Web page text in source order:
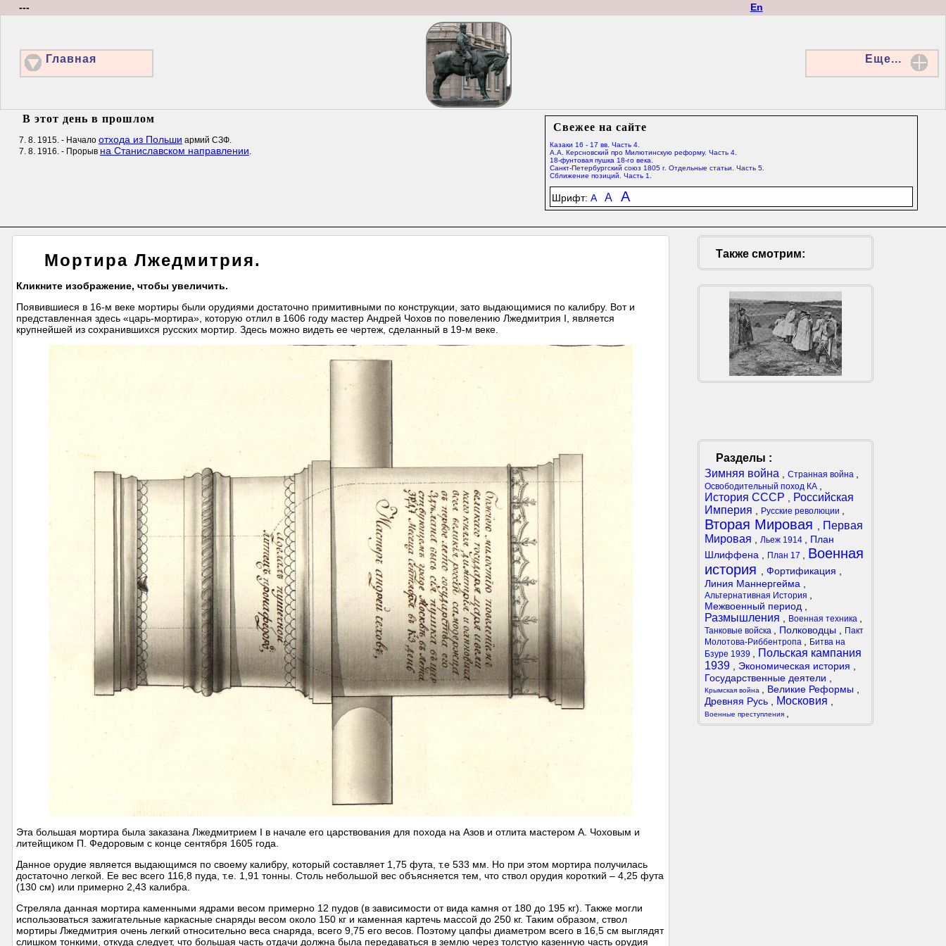
En
---
Главная Еще...
Свежее на сайте
Казаки 16 - 17 вв. Часть 4.
А.А. Керсновский про Милютинскую реформу. Часть 4.
18-фунтовая пушка 18-го века.
Санкт-Петербургский союз 1805 г. Отдельные статьи. Часть 5.
Сближение позиций. Часть 1.
Шрифт:A A A
В этот день в прошлом
7. 8. 1915. - Начало отхода из Польши армий СЗФ.
7. 8. 1916. - Прорыв на Станиславском направлении.
Мортира Лжедмитрия.
Кликните изображение, чтобы увеличить.
Появившиеся в 16-м веке мортиры были орудиями достаточно примитивными по конструкции, зато выдающимися по калибру. Вот и
представленная здесь «царь-мортира», которую отлил в 1606 году мастер Андрей Чохов по повелению Лжедмитрия I, является
крупнейшей из сохранившихся русских мортир. Здесь можно видеть ее чертеж, сделанный в 19-м веке.
Эта большая мортира была заказана Лжедмитрием I в начале его царствования для похода на Азов и отлита мастером А. Чоховым и
литейщиком П. Федоровым с конце сентября 1605 года.
Данное орудие является выдающимся по своему калибру, который составляет 1,75 фута, т.е 533 мм. Но при этом мортира получилась
достаточно легкой. Ее вес всего 116,8 пуда, т.е. 1,91 тонны. Столь небольшой вес объясняется тем, что ствол орудия короткий – 4,25 фута
(130 см) или примерно 2,43 калибра.
Стреляла данная мортира каменными ядрами весом примерно 12 пудов (в зависимости от вида камня от 180 до 195 кг). Также могли
использоваться зажигательные каркасные снаряды весом около 150 кг и каменная картечь массой до 250 кг. Таким образом, ствол
мортиры Лжедмитрия очень легкий относительно веса снаряда, всего 9,75 его весов. Поэтому цапфы диаметром всего в 16,5 см выглядят
слишком тонкими, откуда следует, что большая часть отдачи должна была передаваться в землю через толстую казенную часть орудия
Также смотрим:
Разделы :
Зимняя война
Странная война
Освободительный поход КА
История СССР
Российская
Империя
Русские революции
Вторая Мировая
Первая
Мировая
Льеж 1914
План
Шлиффена
План 17
Военная
история
Фортификация
Линия Маннергейма
Альтернативная История
Межвоенный период
Размышления Военная техника
Танковые войска Полководцы
Пакт
Молотова-Риббентропа
Битва на
Бзуре 1939
Польская кампания
1939
Экономическая история
Государственные деятели
Крымская война Великие Реформы
Древняя Русь
Московия
Военные преступления